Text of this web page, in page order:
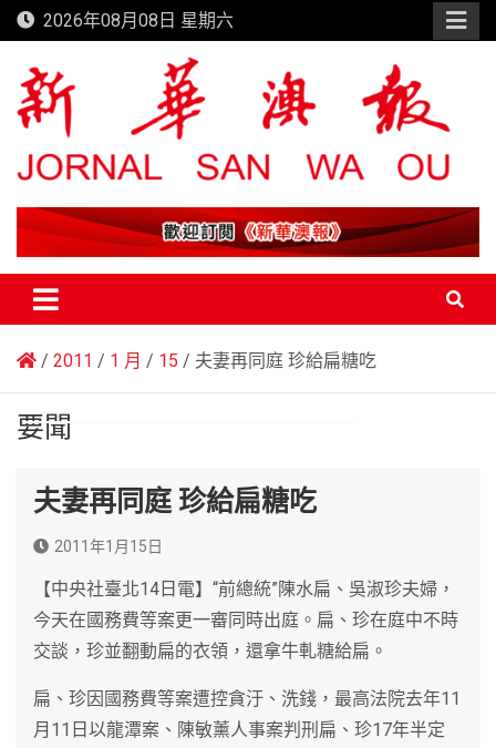
Skip
to
content
2026年08月08日 星期六
新華澳報
2011 1 月 15 夫妻再同庭 珍給扁糖吃
要聞
夫妻再同庭 珍給扁糖吃
2011年1月15日
【中央社臺北14日電】“前總統”陳水扁、吳淑珍夫婦，
今天在國務費等案更一審同時出庭。扁、珍在庭中不時
交談，珍並翻動扁的衣領，還拿牛軋糖給扁。
扁、珍因國務費等案遭控貪汙、洗錢，最高法院去年11
月11日以龍潭案、陳敏薰人事案判刑扁、珍17年半定